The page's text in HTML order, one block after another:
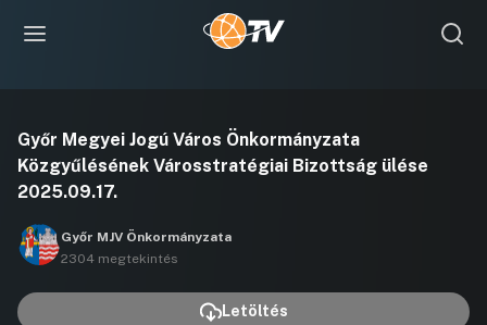
lejátszása
Győr Megyei Jogú Város Önkormányzata
Közgyűlésének Városstratégiai Bizottság ülése
2025.09.17.
Győr MJV Önkormányzata
2304 megtekintés
Letöltés